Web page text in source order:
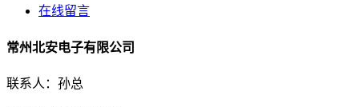
在线留言
常州北安电子有限公司
联系人：孙总